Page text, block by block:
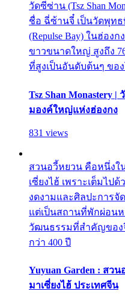
วัดซีซ่าน (Tsz Shan
ชื่อ ฉี่ซ้านจี๋ เป็นวัดพุท
(Repulse Bay) ในฮ่อง
ขาวขนาดใหญ่ สูงถึง
ที่สูงเป็นอันดับต้นๆ ขอ
Tsz Shan Monastery
มองค์ใหญ่แห่งฮ่องกง
831 views
สวนอวี้หยวน คือหนึ่ง
เซี่ยงไฮ้ เพราะเต็มไ
งดงามและศิลปะการ
แต่เป็นสถานที่พักผ่อน
วัฒนธรรมที่สำคัญของ
กว่า 400 ปี
Yuyuan Garden : สว
มาเซี่ยงไฮ้ ประเทศจีน